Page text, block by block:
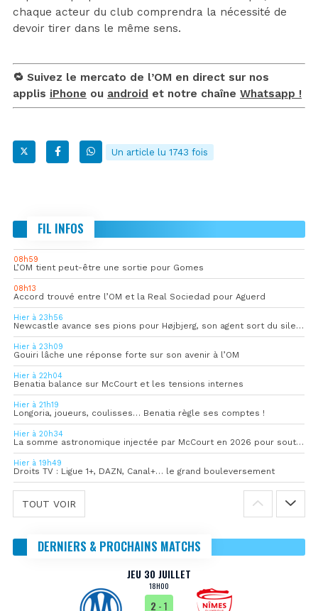
chaque acteur du club comprendra la nécessité de
devoir tirer dans le même sens.
🔁 Suivez le mercato de l’OM en direct sur nos
applis iPhone ou android et notre chaîne Whatsapp !
Un article lu 1743 fois
FIL INFOS
08h59
L’OM tient peut-être une sortie pour Gomes
08h13
Accord trouvé entre l’OM et la Real Sociedad pour Aguerd
Hier à 23h56
Newcastle avance ses pions pour Højbjerg, son agent sort du silence
Hier à 23h09
Gouiri lâche une réponse forte sur son avenir à l’OM
Hier à 22h04
Benatia balance sur McCourt et les tensions internes
Hier à 21h19
Longoria, joueurs, coulisses… Benatia règle ses comptes !
Hier à 20h34
La somme astronomique injectée par McCourt en 2026 pour soutenir l’OM
Hier à 19h49
Droits TV : Ligue 1+, DAZN, Canal+… le grand bouleversement
TOUT VOIR
DERNIERS & PROCHAINS MATCHS
JEU 30 JUILLET
18H00
2 - 1